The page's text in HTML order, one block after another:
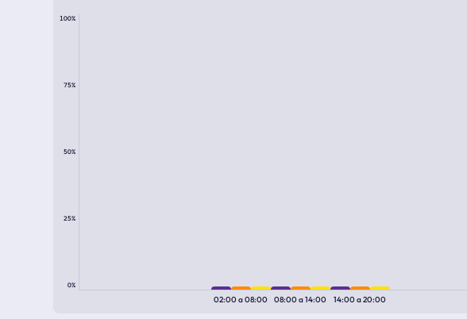
100%
75%
50%
25%
0%
02:00a08:00 08:00a14:00 14:00a20:00